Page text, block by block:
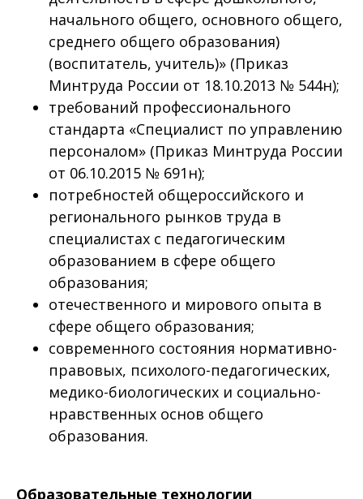
начального общего, основного общего,
среднего общего образования)
(воспитатель, учитель)» (Приказ
Минтруда России от 18.10.2013 № 544н);
требований профессионального
стандарта «Специалист по управлению
персоналом» (Приказ Минтруда России
от 06.10.2015 № 691н);
потребностей общероссийского и
регионального рынков труда в
специалистах с педагогическим
образованием в сфере общего
образования;
отечественного и мирового опыта в
сфере общего образования;
современного состояния нормативно-
правовых, психолого-педагогических,
медико-биологических и социально-
нравственных основ общего
образования.
Образовательные технологии